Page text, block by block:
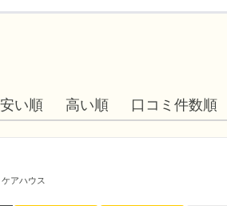
安い順 高い順 口コミ件数順
ケアハウス